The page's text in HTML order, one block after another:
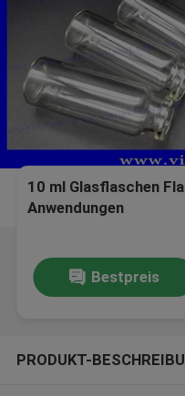
10 ml Glasflaschen
Anwendungen
Bestpreis
PRODUKT-